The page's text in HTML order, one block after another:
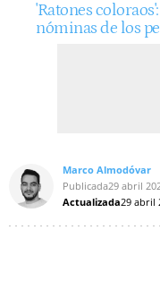
'Ratones
nóminas de los
Marco Almodóvar
Publicada29 abril
Actualizada29 abril